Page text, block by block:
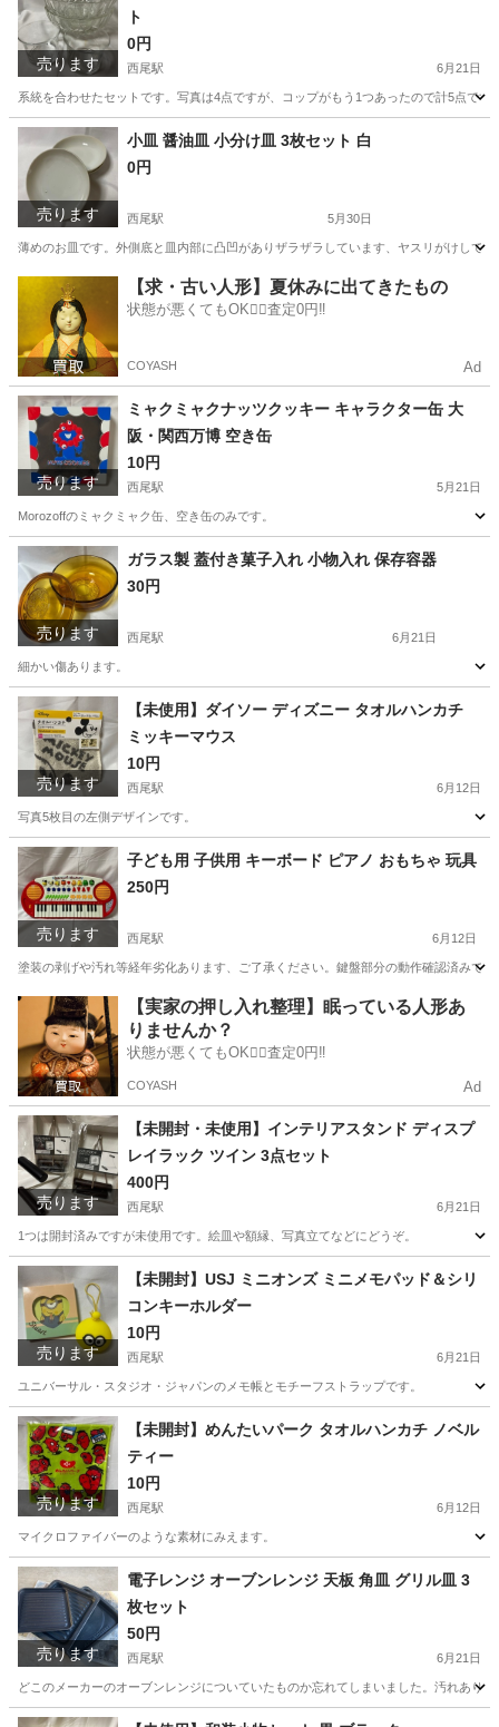
売ります
ト
0円
西尾駅 6月21日
系統を合わせたセットです。写真は4点ですが、コップがもう1つあったので計5点で
愛知 西尾市 西尾駅 食器 ガラス
売ります
小皿 醤油皿 小分け皿 3枚セット 白
0円
西尾駅 5月30日
薄めのお皿です。外側底と皿内部に凸凹がありザラザラしています、ヤスリがけして
西尾駅 食器 醤油
【求・古い人形】夏休みに出てきたもの
状態が悪くてもOK🙆‍♀️査定0円‼️
COYASH Ad
売ります
ミャクミャクナッツクッキー キャラクター缶 大
阪・関西万博 空き缶
10円
西尾駅 5月21日
Morozoffのミャクミャク缶、空き缶のみです。
愛知 西尾市 西尾駅 その他 空き缶
売ります
ガラス製 蓋付き菓子入れ 小物入れ 保存容器
30円
西尾駅 6月21日
細かい傷あります。
愛知 西尾市 西尾駅 食器
売ります
【未使用】ダイソー ディズニー タオルハンカチ
ミッキーマウス
10円
西尾駅 6月12日
写真5枚目の左側デザインです。
愛知 西尾市 西尾駅 小物
売ります
子ども用 子供用 キーボード ピアノ おもちゃ 玩具
250円
西尾駅 6月12日
塗装の剥げや汚れ等経年劣化あります、ご了承ください。鍵盤部分の動作確認済みで
愛知 西尾市 西尾駅 おもちゃ 玩具
【実家の押し入れ整理】眠っている人形あ
りませんか？
状態が悪くてもOK🙆‍♀️査定0円‼️
COYASH Ad
売ります
【未開封・未使用】インテリアスタンド ディスプ
レイラック ツイン 3点セット
400円
西尾駅 6月21日
1つは開封済みですが未使用です。絵皿や額縁、写真立てなどにどうぞ。
愛知 西尾市 西尾駅 インテリア雑貨/小物 ディスプレイ
売ります
【未開封】USJ ミニオンズ ミニメモパッド＆シリ
コンキーホルダー
10円
西尾駅 6月21日
ユニバーサル・スタジオ・ジャパンのメモ帳とモチーフストラップです。
愛知 西尾市 西尾駅 その他
売ります
【未開封】めんたいパーク タオルハンカチ ノベル
ティー
10円
西尾駅 6月12日
マイクロファイバーのような素材にみえます。
愛知 西尾市 西尾駅 小物
売ります
電子レンジ オーブンレンジ 天板 角皿 グリル皿 3
枚セット
50円
西尾駅 6月21日
どこのメーカーのオーブンレンジについていたものか忘れてしまいました。汚れあり
愛知 西尾市 西尾駅 キッチン家電 グリル